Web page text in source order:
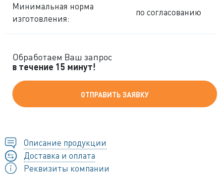
Минимальная норма
изготовления:
по согласованию
Обработаем Ваш запрос
в течение 15 минут!
ОТПРАВИТЬ ЗАЯВКУ
Описание продукции
Доставка и оплата
Реквизиты компании